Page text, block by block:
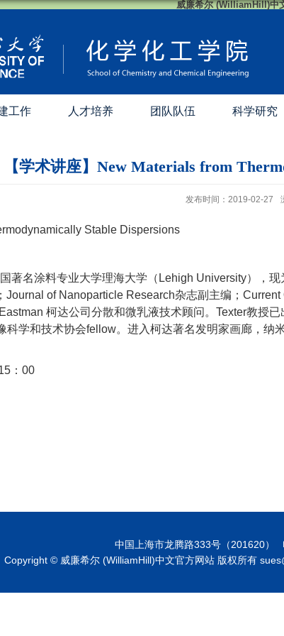
威廉希尔 (WilliamHill)中
工作 人才培养 团队队伍 科学研究
【学术讲座】New Materials from
发布时间：2019-02-27
Stable Dispersions
著名涂料专业大学理海大学（Lehigh University），
Journal of Nanoparticle Research杂志副主编；
柯达公司分散和微乳液技术顾问。Texter教授
科学和技术协会fellow。进入柯达著名发明家画廊，
：00
中国上海市龙腾路333号（201620）
Copyright © 威廉希尔 (WilliamHill)中文官方网站 版权所有